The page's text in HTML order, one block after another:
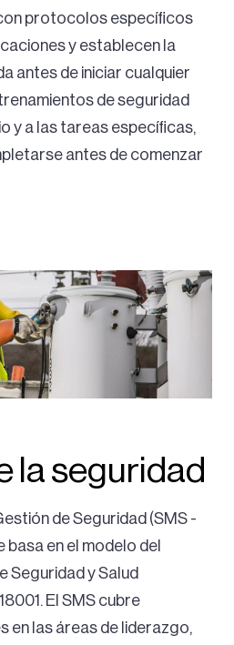
protocolos específicos
y establecen la
antes de iniciar cualquier
de seguridad
y a las tareas específicas,
antes de comenzar
la seguridad
de Seguridad (SMS -
basa en el modelo del
Seguridad y Salud
El SMS cubre
en las áreas de liderazgo,